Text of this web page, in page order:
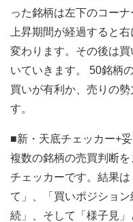
った銘柄は左下のコー
上昇期間が経過すると
変わります。その後は
いていきます。 50銘柄
買いが有利か、売りの
す。
■新・天底チェッカー+
複数の銘柄の売買判断
チェッカーです。結果
て」、「買いポジショ
続」、そして「様子見